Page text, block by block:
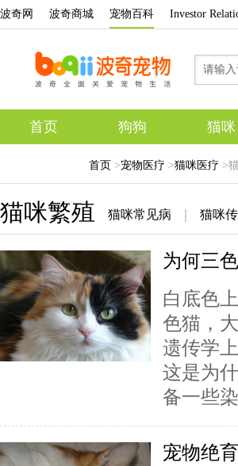
波奇网 波奇商城 宠物百科 Investor
首页 狗狗 猫咪
首页 >宠物医疗 >猫咪医疗 >
猫咪繁殖 猫咪常见病 猫咪
为何三
白底色
色猫，
遗传学
这是为
备一些
宠物绝